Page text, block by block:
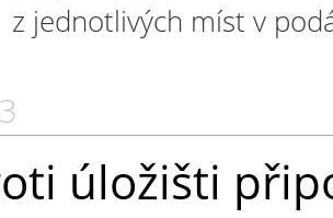
z jednotlivých míst v
úložišti